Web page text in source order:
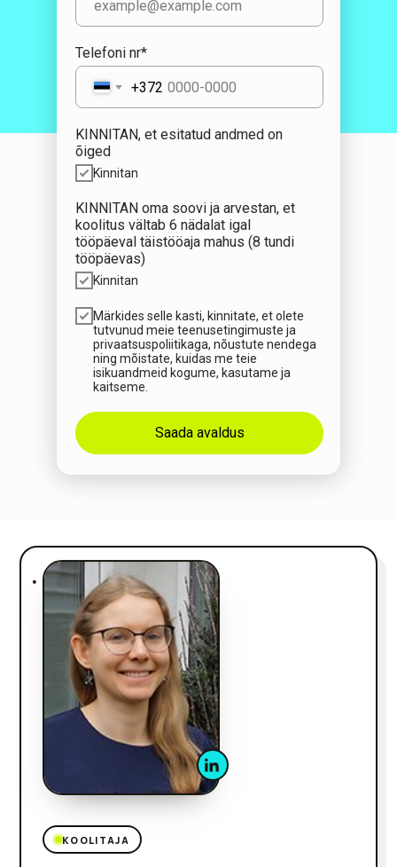
Telefoni nr*
+372
KINNITAN, et esitatud andmed on
õiged
Kinnitan
KINNITAN oma soovi ja arvestan, et
koolitus vältab 6 nädalat igal
tööpäeval täistööaja mahus (8 tundi
tööpäevas)
Kinnitan
Märkides selle kasti, kinnitate, et olete
tutvunud meie teenusetingimuste ja
privaatsuspoliitikaga, nõustute nendega
ning mõistate, kuidas me teie
isikuandmeid kogume, kasutame ja
kaitseme.
Saada avaldus
KOOLITAJA